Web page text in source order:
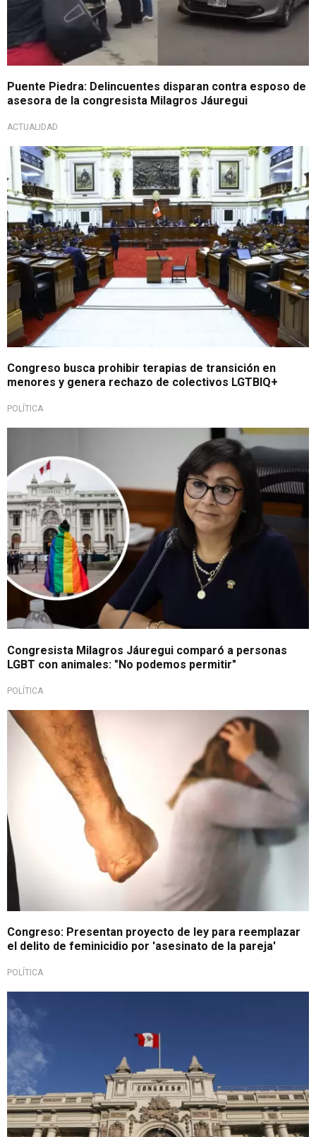
Puente Piedra: Delincuentes disparan contra esposo de
asesora de la congresista Milagros Jáuregui
ACTUALIDAD
Iniciativa cuestionada
Congreso busca prohibir terapias de transición en
menores y genera rechazo de colectivos LGTBIQ+
POLÍTICA
Congresista Milagros Jáuregui comparó a personas
LGBT con animales: "No podemos permitir"
POLÍTICA
Iniciativa legislativa
Congreso: Presentan proyecto de ley para reemplazar
el delito de feminicidio por 'asesinato de la pareja'
POLÍTICA